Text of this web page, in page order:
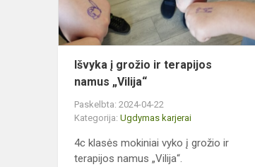
Išvyka į grožio ir terapijos
namus „Vilija“
Paskelbta: 2024-04-22
Kategorija: Ugdymas karjerai
4c klasės mokiniai vyko į grožio ir
terapijos namus „Vilija“.